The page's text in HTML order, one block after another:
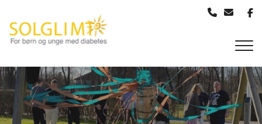
hovedindhold